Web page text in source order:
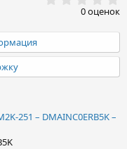
.
0
0
в
ё
з
0 оценок
251 – DMAINC0ERB5K –